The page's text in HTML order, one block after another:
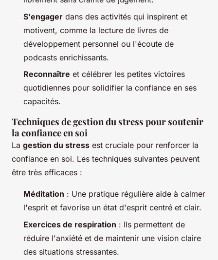
S'engager dans des activités qui inspirent et
motivent, comme la lecture de livres de
développement personnel ou l'écoute de
podcasts enrichissants.
Reconnaître et célébrer les petites victoires
quotidiennes pour solidifier la confiance en ses
capacités.
Techniques de gestion du stress pour soutenir
la confiance en soi
La gestion du stress est cruciale pour renforcer la
confiance en soi. Les techniques suivantes peuvent
être très efficaces :
Méditation : Une pratique régulière aide à calmer
l'esprit et favorise un état d'esprit centré et clair.
Exercices de respiration : Ils permettent de
réduire l'anxiété et de maintenir une vision claire
des situations stressantes.